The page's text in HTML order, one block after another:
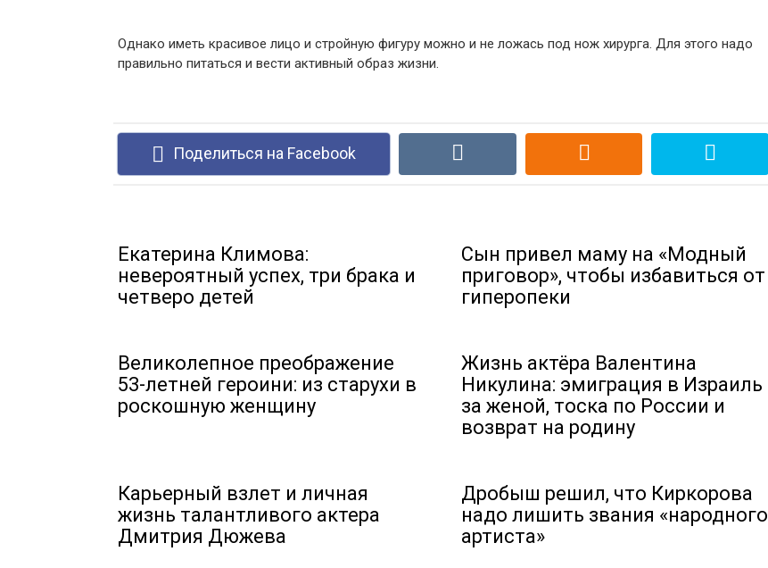
Однако иметь красивое лицо и стройную фигуру можно и не ложась под нож хирурга. Для этого надо
правильно питаться и вести активный образ жизни.
Поделиться на Facebook
Екатерина Климова:
невероятный успех, три брака и
четверо детей
Сын привел маму на «Модный
приговор», чтобы избавиться от
гиперопеки
Великолепное преображение
53-летней героини: из старухи в
роскошную женщину
Жизнь актёра Валентина
Никулина: эмиграция в Израиль
за женой, тоска по России и
возврат на родину
Карьерный взлет и личная
жизнь талантливого актера
Дмитрия Дюжева
Дробыш решил, что Киркорова
надо лишить звания «народного
артиста»